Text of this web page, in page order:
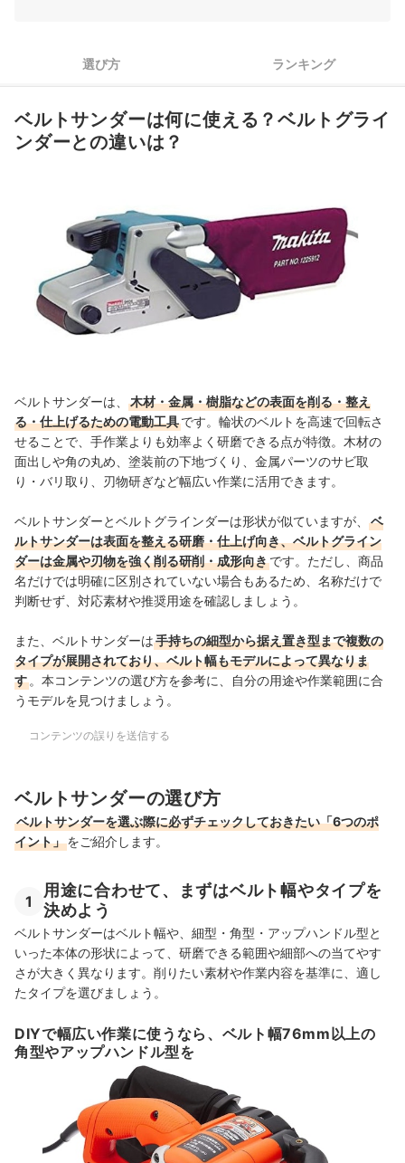
仕上がりにこだわるなら、変速機能付きモデルに注目しよう
作業後の掃除を楽にしたいなら、集じん機能を確認しよう
ベルト交換の手間を減らしたいなら、工具不要のワンタッチ式
ベルトサンダーの基本的な使い方と安全対策のポイントは？
ベルトサンダーの売れ筋ランキングもチェック！
選び方 ランキング
ベルトサンダーは何に使える？ベルトグライ
ンダーとの違いは？
ベルトサンダーは、
木材・金属・樹脂などの表面を削る・整え
る・仕上げるための電動工具です。輪状のベルトを高速で回転さ
せることで、手作業よりも効率よく研磨できる点が特徴。木材の
面出しや角の丸め、塗装前の下地づくり、金属パーツのサビ取
り・バリ取り、刃物研ぎなど幅広い作業に活用できます。
ベルトサンダーとベルトグラインダーは形状が似ていますが、
ベ
ルトサンダーは表面を整える研磨・仕上げ向き、ベルトグライン
ダーは金属や刃物を強く削る研削・成形向きです。ただし、商品
名だけでは明確に区別されていない場合もあるため、名称だけで
判断せず、対応素材や推奨用途を確認しましょう。
また、ベルトサンダーは手持ちの細型から据え置き型まで複数の
タイプが展開されており、ベルト幅もモデルによって異なりま
す 。本コンテンツの選び方を参考に、自分の用途や作業範囲に合
うモデルを見つけましょう。
コンテンツの誤りを送信する
ベルトサンダーの選び方
ベルトサンダーを選ぶ際に必ずチェックしておきたい「6つのポ
イント」をご紹介します。
1
用途に合わせて、まずはベルト幅やタイプを
決めよう
ベルトサンダーはベルト幅や、細型・角型・アップハンドル型と
いった本体の形状によって、研磨できる範囲や細部への当てやす
さが大きく異なります。削りたい素材や作業内容を基準に、適し
たタイプを選びましょう。
DIYで幅広い作業に使うなら、ベルト幅76mm以上の
角型やアップハンドル型を